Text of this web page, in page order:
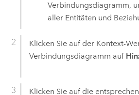
Verbindungsdiagramm,
aller Entitäten und
Klicken Sie auf der Kontext-
Verbindungsdiagramm auf
Klicken Sie auf die